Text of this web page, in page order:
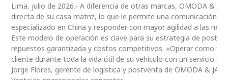
Lima, julio de 2026.- A diferencia de otras marcas, OMODA &
directa de su casa matriz, lo que le permite una comunicación
especializado en China y responder con mayor agilidad a las
Este modelo de operación es clave para su estrategia de
repuestos garantizada y costos competitivos. «Operar como
cliente durante toda la vida útil de su vehículo con un servicio
Jorge Flores, gerente de logística y postventa de OMODA &